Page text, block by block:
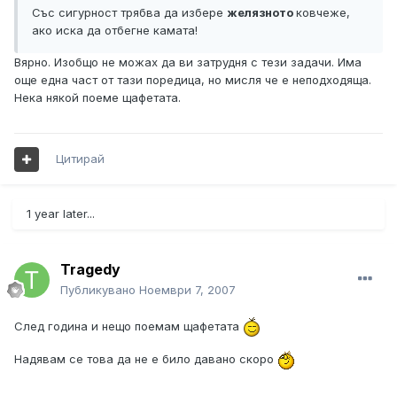
Със сигурност трябва да избере желязнотоковчеже,
ако иска да отбегне камата!
Вярно. Изобщо не можах да ви затрудня с тези задачи. Има
още една част от тази поредица, но мисля че е неподходяща.
Нека някой поеме щафетата.
Цитирай
1 year later...
Tragedy
Публикувано Ноември 7, 2007
След година и нещо поемам щафетата
Надявам се това да не е било давано скоро